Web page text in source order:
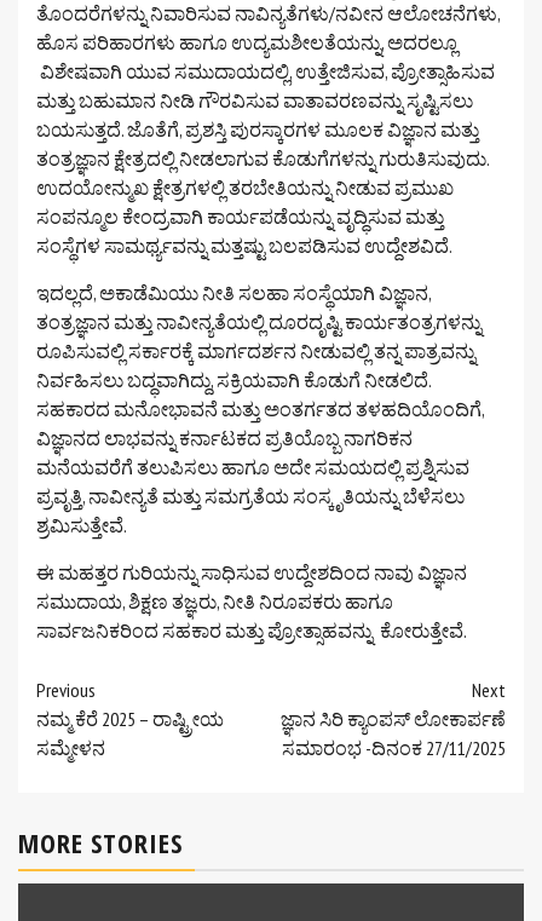
ತೊಂದರೆಗಳನ್ನು ನಿವಾರಿಸುವ ನಾವಿನ್ಯತೆಗಳು/ನವೀನ ಆಲೋಚನೆಗಳು,
ಹೊಸ ಪರಿಹಾರಗಳು ಹಾಗೂ ಉದ್ಯಮಶೀಲತೆಯನ್ನು, ಅದರಲ್ಲೂ
ವಿಶೇಷವಾಗಿ ಯುವ ಸಮುದಾಯದಲ್ಲಿ, ಉತ್ತೇಜಿಸುವ, ಪ್ರೋತ್ಸಾಹಿಸುವ
ಮತ್ತು ಬಹುಮಾನ ನೀಡಿ ಗೌರವಿಸುವ ವಾತಾವರಣವನ್ನು ಸೃಷ್ಟಿಸಲು
ಬಯಸುತ್ತದೆ. ಜೊತೆಗೆ, ಪ್ರಶಸ್ತಿ ಪುರಸ್ಕಾರಗಳ ಮೂಲಕ ವಿಜ್ಞಾನ ಮತ್ತು
ತಂತ್ರಜ್ಞಾನ ಕ್ಷೇತ್ರದಲ್ಲಿ ನೀಡಲಾಗುವ ಕೊಡುಗೆಗಳನ್ನು ಗುರುತಿಸುವುದು.
ಉದಯೋನ್ಮುಖ ಕ್ಷೇತ್ರಗಳಲ್ಲಿ ತರಬೇತಿಯನ್ನು ನೀಡುವ ಪ್ರಮುಖ
ಸಂಪನ್ಮೂಲ ಕೇಂದ್ರವಾಗಿ ಕಾರ್ಯಪಡೆಯನ್ನು ವೃದ್ಧಿಸುವ ಮತ್ತು
ಸಂಸ್ಥೆಗಳ ಸಾಮರ್ಥ್ಯವನ್ನು ಮತ್ತಷ್ಟು ಬಲಪಡಿಸುವ ಉದ್ದೇಶವಿದೆ.
ಇದಲ್ಲದೆ, ಅಕಾಡೆಮಿಯು ನೀತಿ ಸಲಹಾ ಸಂಸ್ಥೆಯಾಗಿ ವಿಜ್ಞಾನ,
ತಂತ್ರಜ್ಞಾನ ಮತ್ತು ನಾವೀನ್ಯತೆಯಲ್ಲಿ ದೂರದೃಷ್ಟಿ ಕಾರ್ಯತಂತ್ರಗಳನ್ನು
ರೂಪಿಸುವಲ್ಲಿ ಸರ್ಕಾರಕ್ಕೆ ಮಾರ್ಗದರ್ಶನ ನೀಡುವಲ್ಲಿ ತನ್ನ ಪಾತ್ರವನ್ನು
ನಿರ್ವಹಿಸಲು ಬದ್ಧವಾಗಿದ್ದು, ಸಕ್ರಿಯವಾಗಿ ಕೊಡುಗೆ ನೀಡಲಿದೆ.
ಸಹಕಾರದ ಮನೋಭಾವನೆ ಮತ್ತು ಅಂತರ್ಗತದ ತಳಹದಿಯೊಂದಿಗೆ,
ವಿಜ್ಞಾನದ ಲಾಭವನ್ನು ಕರ್ನಾಟಕದ ಪ್ರತಿಯೊಬ್ಬ ನಾಗರಿಕನ
ಮನೆಯವರೆಗೆ ತಲುಪಿಸಲು ಹಾಗೂ ಅದೇ ಸಮಯದಲ್ಲಿ ಪ್ರಶ್ನಿಸುವ
ಪ್ರವೃತ್ತಿ, ನಾವೀನ್ಯತೆ ಮತ್ತು ಸಮಗ್ರತೆಯ ಸಂಸ್ಕೃತಿಯನ್ನು ಬೆಳೆಸಲು
ಶ್ರಮಿಸುತ್ತೇವೆ.
ಈ ಮಹತ್ತರ ಗುರಿಯನ್ನು ಸಾಧಿಸುವ ಉದ್ದೇಶದಿಂದ ನಾವು ವಿಜ್ಞಾನ
ಸಮುದಾಯ, ಶಿಕ್ಷಣ ತಜ್ಞರು, ನೀತಿ ನಿರೂಪಕರು ಹಾಗೂ
ಸಾರ್ವಜನಿಕರಿಂದ ಸಹಕಾರ ಮತ್ತು ಪ್ರೋತ್ಸಾಹವನ್ನು ಕೋರುತ್ತೇವೆ.
Continue
Reading
Previous
ನಮ್ಮ ಕೆರೆ 2025 – ರಾಷ್ಟ್ರೀಯ
ಸಮ್ಮೇಳನ
Next
ಜ್ಞಾನ ಸಿರಿ ಕ್ಯಾಂಪಸ್ ಲೋಕಾರ್ಪಣೆ
ಸಮಾರಂಭ -ದಿನಂಕ 27/11/2025
MORE STORIES